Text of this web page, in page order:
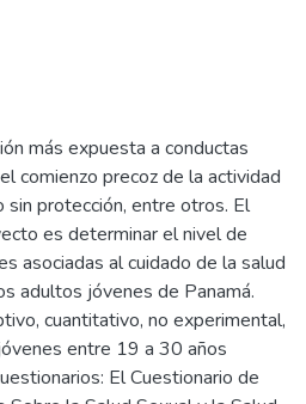
más expuesta a conductas
comienzo precoz de la actividad
sin protección, entre otros. El
es determinar el nivel de
asociadas al cuidado de la salud
adultos jóvenes de Panamá.
cuantitativo, no experimental,
entre 19 a 30 años
El Cuestionario de